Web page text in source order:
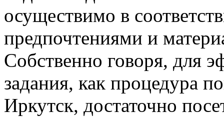
осуществимо в
предпочтениями и
Собственно говоря, для
задания, как процедура
Иркутск, достаточно